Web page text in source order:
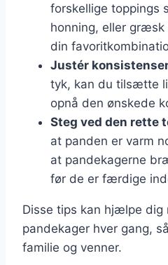
forskellige toppings
honning, eller
din
Justér
tyk, kan du tilsætte
opnå den ønskede
Steg ved den rette
at panden er varm
at pandekagerne
før de er færdige
Disse tips kan hjælpe dig
pandekager hver gang,
familie og venner.